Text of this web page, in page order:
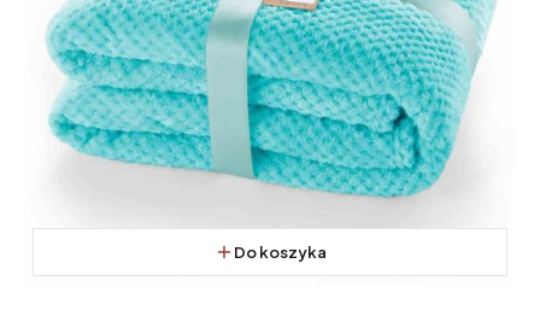
Do koszyka